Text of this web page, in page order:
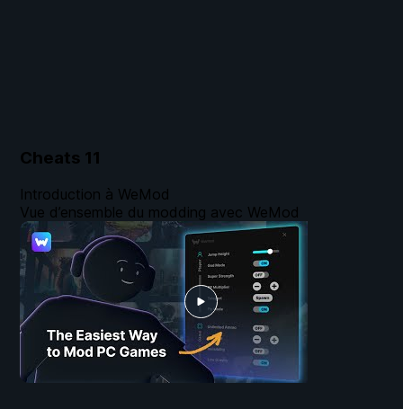
Cheats 11
Introduction à WeMod
Vue d’ensemble du modding avec WeMod